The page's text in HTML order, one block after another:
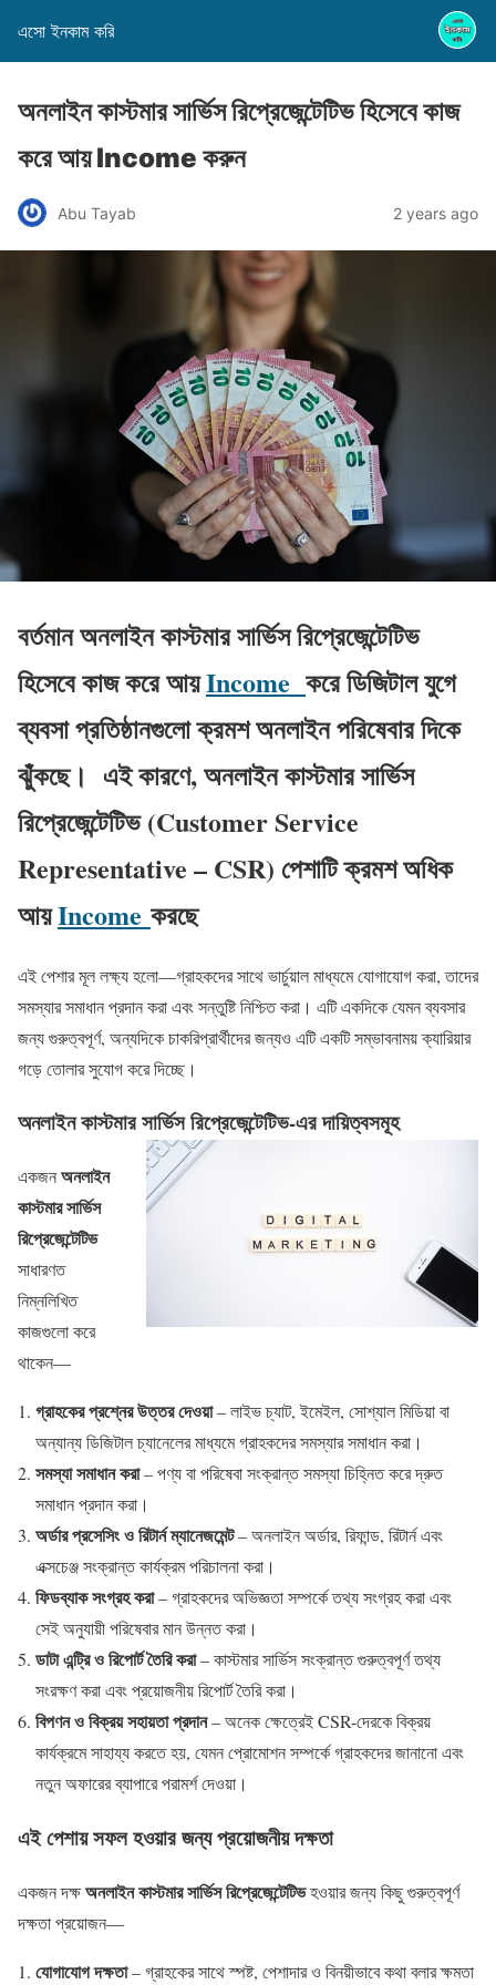
এসো ইনকাম করি
অনলাইন কাস্টমার সার্ভিস রিপ্রেজেন্টেটিভ হিসেবে কাজ
করে আয় Income করুন
Abu Tayab 2 years ago
বর্তমান অনলাইন কাস্টমার সার্ভিস রিপ্রেজেন্টেটিভ
হিসেবে কাজ করে আয়Income করে ডিজিটাল যুগে
ব্যবসা প্রতিষ্ঠানগুলো ক্রমশ অনলাইন পরিষেবার দিকে
ঝুঁকছে। এই কারণে,অনলাইন কাস্টমার সার্ভিস
রিপ্রেজেন্টেটিভ(Customer Service
Representative – CSR) পেশাটি ক্রমশ অধিক
আয়Income করছে
এই পেশার মূল লক্ষ্য হলো—গ্রাহকদের সাথে ভার্চুয়াল মাধ্যমে যোগাযোগ করা, তাদের
সমস্যার সমাধান প্রদান করা এবং সন্তুষ্টি নিশ্চিত করা। এটি একদিকে যেমন ব্যবসার
জন্য গুরুত্বপূর্ণ, অন্যদিকে চাকরিপ্রার্থীদের জন্যও এটি একটি সম্ভাবনাময় ক্যারিয়ার
গড়ে তোলার সুযোগ করে দিচ্ছে।
অনলাইন কাস্টমার সার্ভিস রিপ্রেজেন্টেটিভ-এর দায়িত্বসমূহ
একজনঅনলাইন
কাস্টমার সার্ভিস
রিপ্রেজেন্টেটিভ
সাধারণত
নিম্নলিখিত
কাজগুলো করে
থাকেন—
গ্রাহকের প্রশ্নের উত্তর দেওয়া– লাইভ চ্যাট, ইমেইল, সোশ্যাল মিডিয়া বা
অন্যান্য ডিজিটাল চ্যানেলের মাধ্যমে গ্রাহকদের সমস্যার সমাধান করা।
সমস্যা সমাধান করা– পণ্য বা পরিষেবা সংক্রান্ত সমস্যা চিহ্নিত করে দ্রুত
সমাধান প্রদান করা।
অর্ডার প্রসেসিং ও রিটার্ন ম্যানেজমেন্ট– অনলাইন অর্ডার, রিফান্ড, রিটার্ন এবং
এক্সচেঞ্জ সংক্রান্ত কার্যক্রম পরিচালনা করা।
ফিডব্যাক সংগ্রহ করা– গ্রাহকদের অভিজ্ঞতা সম্পর্কে তথ্য সংগ্রহ করা এবং
সেই অনুযায়ী পরিষেবার মান উন্নত করা।
ডাটা এন্ট্রি ও রিপোর্ট তৈরি করা– কাস্টমার সার্ভিস সংক্রান্ত গুরুত্বপূর্ণ তথ্য
সংরক্ষণ করা এবং প্রয়োজনীয় রিপোর্ট তৈরি করা।
বিপণন ও বিক্রয় সহায়তা প্রদান– অনেক ক্ষেত্রেই CSR-দেরকে বিক্রয়
কার্যক্রমে সাহায্য করতে হয়, যেমন প্রোমোশন সম্পর্কে গ্রাহকদের জানানো এবং
নতুন অফারের ব্যাপারে পরামর্শ দেওয়া।
এই পেশায় সফল হওয়ার জন্য প্রয়োজনীয় দক্ষতা
একজন দক্ষঅনলাইন কাস্টমার সার্ভিস রিপ্রেজেন্টেটিভহওয়ার জন্য কিছু গুরুত্বপূর্ণ
দক্ষতা প্রয়োজন—
যোগাযোগ দক্ষতা– গ্রাহকের সাথে স্পষ্ট, পেশাদার ও বিনয়ীভাবে কথা বলার ক্ষমতা